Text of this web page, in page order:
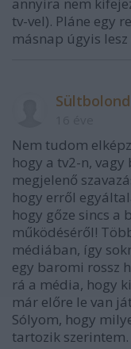
annyira nem
tv-vel). Pláne egy
másnap úgyis
Sültbolond
Nem tudom
hogy a tv2-n,
megjelenő
hogy erről
hogy gőze sincs a
működéséről!
médiában, így
egy baromi rossz
rá a média, hogy
már előre le van
Sólyom, hogy
tartozik